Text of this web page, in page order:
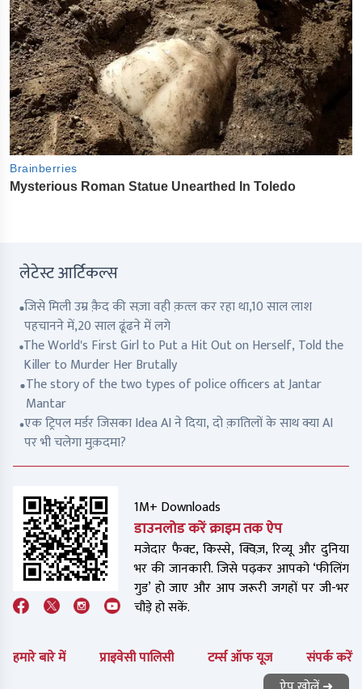
लेटेस्ट आर्टिकल्स
जिसे मिली उम्र क़ैद की सज़ा वही क़त्ल कर रहा था,10 साल लाश
पहचानने में,20 साल ढूंढने में लगे
The World's First Girl to Put a Hit Out on Herself, Told the
Killer to Murder Her Brutally
The story of the two types of police officers at Jantar
Mantar
एक ट्रिपल मर्डर जिसका Idea AI ने दिया, दो क़ातिलों के साथ क्या AI
पर भी चलेगा मुक़दमा?
1M+ Downloads
डाउनलोड करें क्राइम तक ऐप
मजेदार फैक्ट, किस्से, क्विज़, रिव्यू और दुनिया
भर की जानकारी. जिसे पढ़कर आपको ‘फीलिंग
गुड’ हो जाए और आप जरूरी जगहों पर जी-भर
चौड़े हो सकें.
हमारे बारे में प्राइवेसी पालिसी टर्म्स ऑफ यूज
संपर्क करें